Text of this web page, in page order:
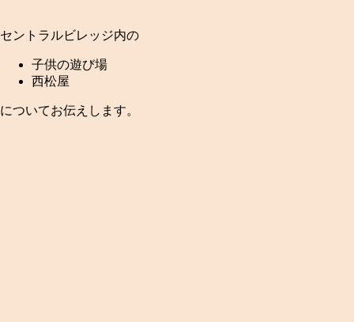
セントラルビレッジ内の
子供の遊び場
西松屋
についてお伝えします。